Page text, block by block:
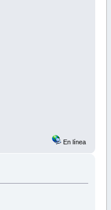
En línea